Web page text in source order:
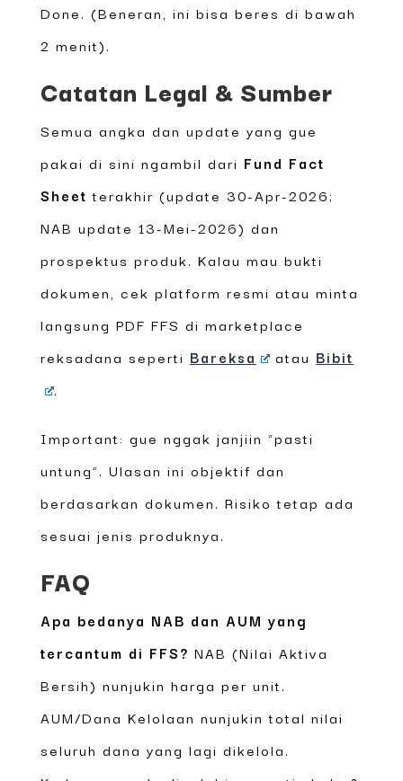
Done. (Beneran, ini bisa beres di bawah
2 menit).
Catatan Legal & Sumber
Semua angka dan update yang gue
pakai di sini ngambil dari Fund Fact
Sheet terakhir (update 30-Apr-2026;
NAB update 13-Mei-2026) dan
prospektus produk. Kalau mau bukti
dokumen, cek platform resmi atau minta
langsung PDF FFS di marketplace
reksadana seperti Bareksa atau Bibit
.
Important: gue nggak janjiin “pasti
untung”. Ulasan ini objektif dan
berdasarkan dokumen. Risiko tetap ada
sesuai jenis produknya.
FAQ
Apa bedanya NAB dan AUM yang
tercantum di FFS? NAB (Nilai Aktiva
Bersih) nunjukin harga per unit.
AUM/Dana Kelolaan nunjukin total nilai
seluruh dana yang lagi dikelola.